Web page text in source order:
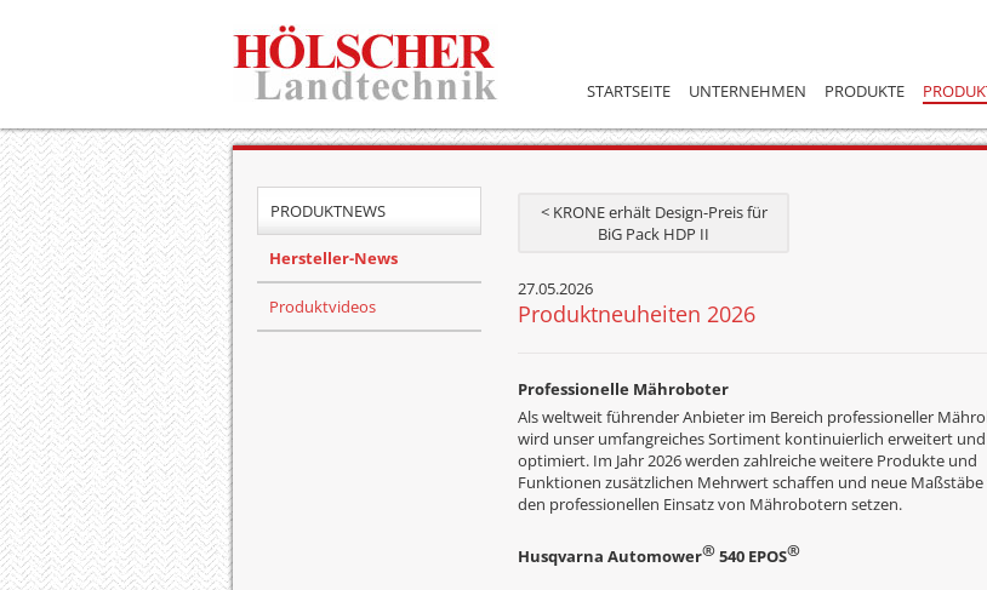
STARTSEITE UNTERNEHMEN PRODUKTE
< KRONE erhält Design-Preis für
BiG Pack HDP II
27.05.2026
Produktneuheiten 2026
Professionelle Mähroboter
Als weltweit führender Anbieter im Bereich professioneller
wird unser umfangreiches Sortiment kontinuierlich erweitert und
optimiert. Im Jahr 2026 werden zahlreiche weitere Produkte und
Funktionen zusätzlichen Mehrwert schaffen und neue
den professionellen Einsatz von Mährobotern setzen.
Husqvarna Automower®540 EPOS®
PRODUKTNEWS
Hersteller-News
Produktvideos